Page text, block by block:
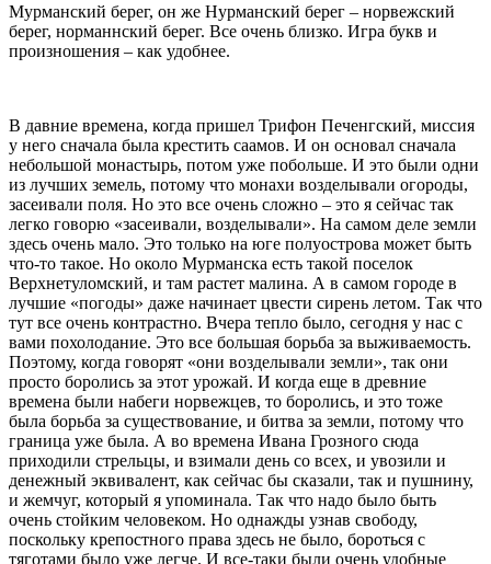
Мурманский берег, он же Нурманский берег – норвежский
берег, норманнский берег. Все очень близко. Игра букв и
произношения – как удобнее.
В давние времена, когда пришел Трифон Печенгский, миссия
у него сначала была крестить саамов. И он основал сначала
небольшой монастырь, потом уже побольше. И это были одни
из лучших земель, потому что монахи возделывали огороды,
засеивали поля. Но это все очень сложно – это я сейчас так
легко говорю «засеивали, возделывали». На самом деле земли
здесь очень мало. Это только на юге полуострова может быть
что-то такое. Но около Мурманска есть такой поселок
Верхнетуломский, и там растет малина. А в самом городе в
лучшие «погоды» даже начинает цвести сирень летом. Так что
тут все очень контрастно. Вчера тепло было, сегодня у нас с
вами похолодание. Это все большая борьба за выживаемость.
Поэтому, когда говорят «они возделывали земли», так они
просто боролись за этот урожай. И когда еще в древние
времена были набеги норвежцев, то боролись, и это тоже
была борьба за существование, и битва за земли, потому что
граница уже была. А во времена Ивана Грозного сюда
приходили стрельцы, и взимали день со всех, и увозили и
денежный эквивалент, как сейчас бы сказали, так и пушнину,
и жемчуг, который я упоминала. Так что надо было быть
очень стойким человеком. Но однажды узнав свободу,
поскольку крепостного права здесь не было, бороться с
тяготами было уже легче. И все-таки были очень удобные